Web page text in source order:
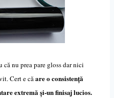
nu prea pare gloss dar nici
Cert e căare o consistență
extremă și-un finisaj lucios.